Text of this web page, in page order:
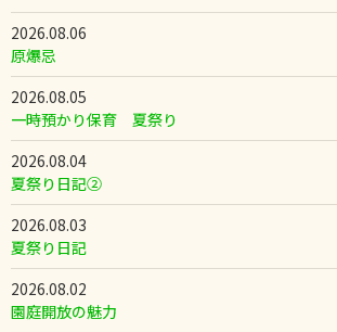
2026.08.06
原爆忌
2026.08.05
一時預かり保育 夏祭り
2026.08.04
夏祭り日記②
2026.08.03
夏祭り日記
2026.08.02
園庭開放の魅力